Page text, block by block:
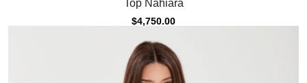
Top Nahiara
$4,750.00